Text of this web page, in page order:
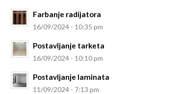
Farbanje radijatora
16/09/2024 - 10:35 pm
Postavljanje tarketa
16/09/2024 - 10:10 pm
Postavljanje laminata
11/09/2024 - 7:13 pm